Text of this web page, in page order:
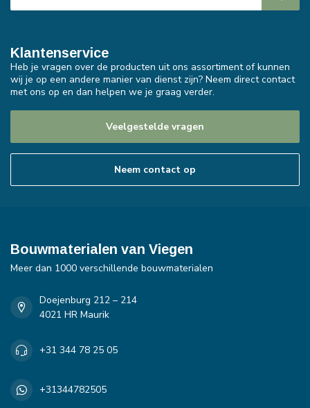
Klantenservice
Heb je vragen over de producten uit ons assortiment of kunnen
wij je op een andere manier van dienst zijn? Neem direct contact
met ons op en dan helpen we je graag verder.
Veelgestelde vragen
Neem contact op
Bouwmaterialen van Viegen
Meer dan 1000 verschillende bouwmaterialen
Doejenburg 212 – 214
4021 HR Maurik
+31 344 78 25 05
+31344782505